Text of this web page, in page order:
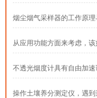
烟尘烟气采样器的工作原
从应用功能方面来考虑，
不透光烟度计具有自由加
操作土壤养分测定仪，遇